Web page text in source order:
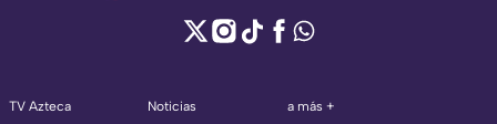
TV Azteca
Noticias
a más +